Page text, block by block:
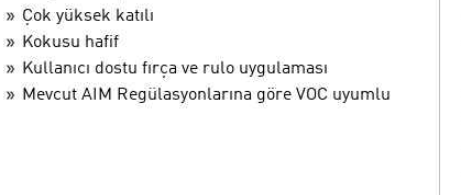
Çok yüksek katılı
Kokusu hafif
Kullanıcı dostu fırça ve rulo uygulaması
Mevcut AIM Regülasyonlarına göre VOC uyumlu